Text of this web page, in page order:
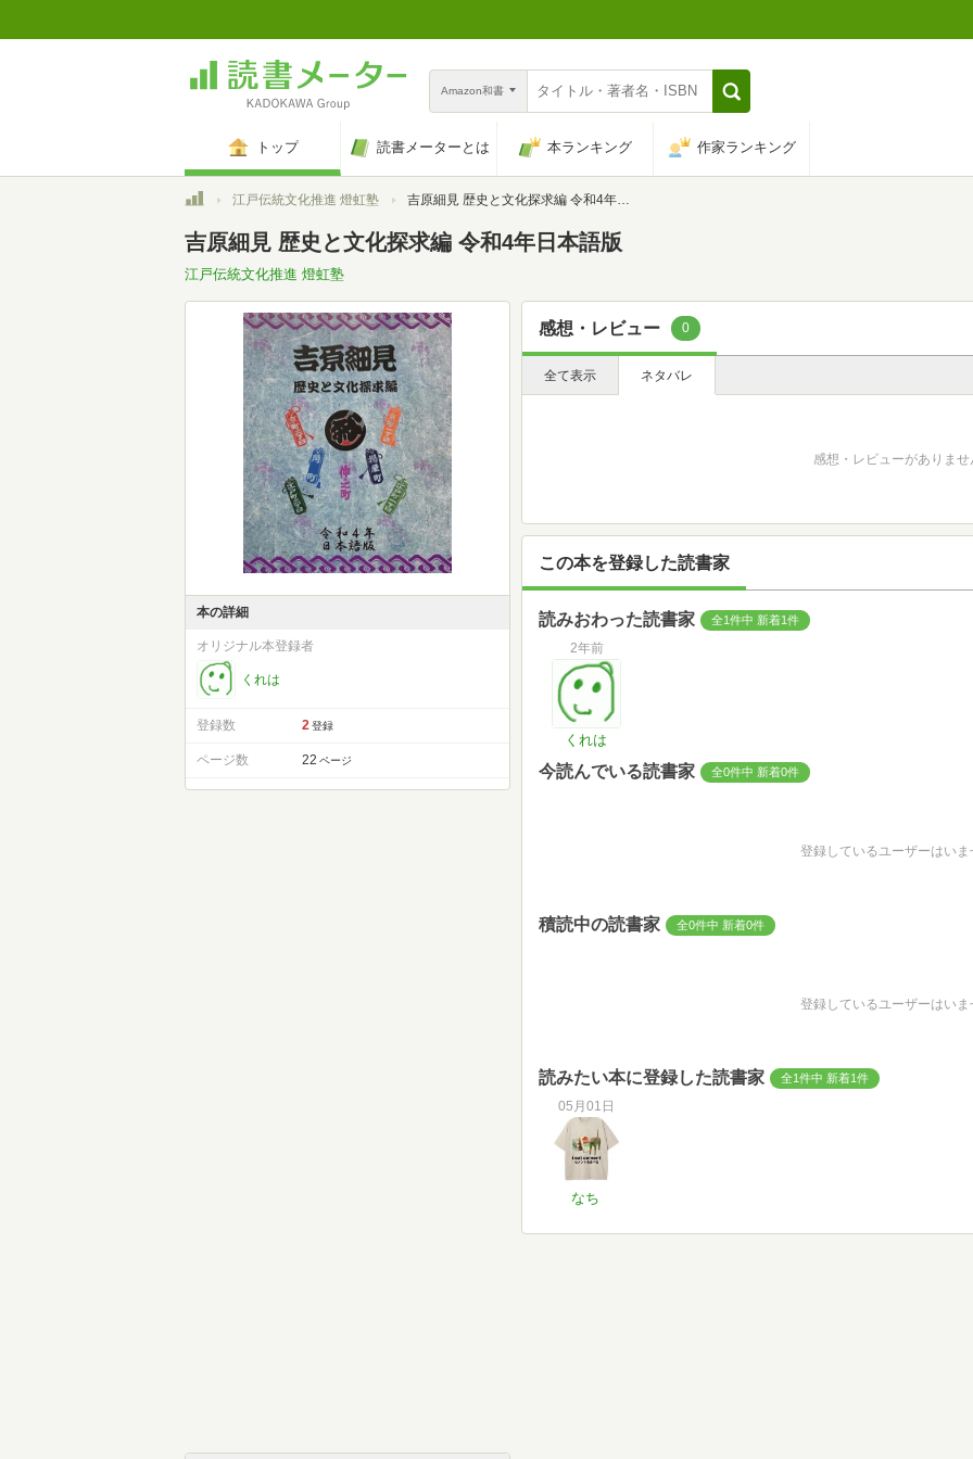
Amazon和書
トップ 読書メーターとは 本ランキング 作家ランキング
トップ江戸伝統文化推進 燈虹塾 吉原細見 歴史と文化探求編 令和4年日本語版
吉原細見 歴史と文化探求編 令和4年日本語版
江戸伝統文化推進 燈虹塾
本の詳細
オリジナル本登録者
くれは
登録数 2 登録
ページ数 22 ページ
感想・レビュー 0
全て表示 ネタバレ
感想・レビューがありませ
この本を登録した読書家
読みおわった読書家 全1件中 新着1件
2年前
くれは
今読んでいる読書家 全0件中 新着0件
登録しているユーザーはいま
積読中の読書家 全0件中 新着0件
登録しているユーザーはいま
読みたい本に登録した読書家 全1件中 新着1件
05月01日
なち